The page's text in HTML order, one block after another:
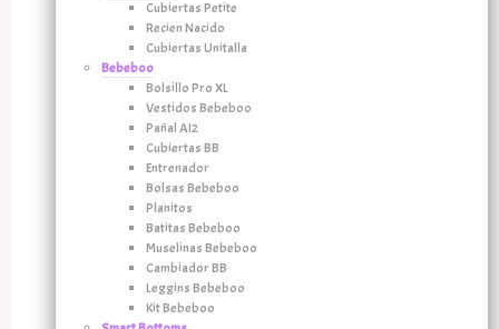
Cubiertas Petite
Recien Nacido
Cubiertas Unitalla
Bebeboo
Bolsillo Pro XL
Vestidos Bebeboo
Pañal AI2
Cubiertas BB
Entrenador
Bolsas Bebeboo
Planitos
Batitas Bebeboo
Muselinas Bebeboo
Cambiador BB
Leggins Bebeboo
Kit Bebeboo